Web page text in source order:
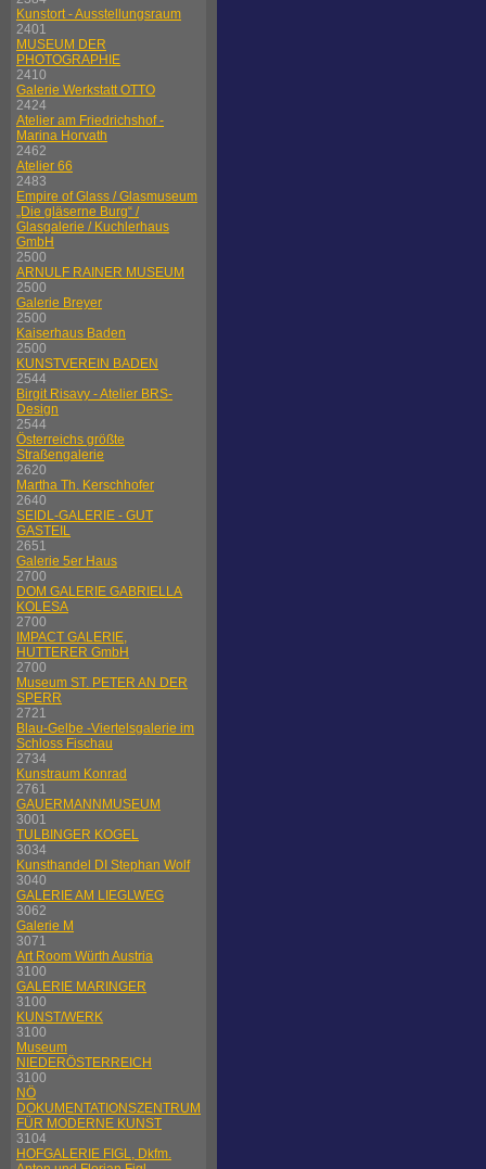
Kunstort - Ausstellungsraum
2401
MUSEUM DER
PHOTOGRAPHIE
2410
Galerie Werkstatt OTTO
2424
Atelier am Friedrichshof -
Marina Horvath
2462
Atelier 66
2483
Empire of Glass / Glasmuseum
„Die gläserne Burg“ /
Glasgalerie / Kuchlerhaus
GmbH
2500
ARNULF RAINER MUSEUM
2500
Galerie Breyer
2500
Kaiserhaus Baden
2500
KUNSTVEREIN BADEN
2544
Birgit Risavy - Atelier BRS-
Design
2544
Österreichs größte
Straßengalerie
2620
Martha Th. Kerschhofer
2640
SEIDL-GALERIE - GUT
GASTEIL
2651
Galerie 5er Haus
2700
DOM GALERIE GABRIELLA
KOLESA
2700
IMPACT GALERIE,
HUTTERER GmbH
2700
Museum ST. PETER AN DER
SPERR
2721
Blau-Gelbe -Viertelsgalerie im
Schloss Fischau
2734
Kunstraum Konrad
2761
GAUERMANNMUSEUM
3001
TULBINGER KOGEL
3034
Kunsthandel DI Stephan Wolf
3040
GALERIE AM LIEGLWEG
3062
Galerie M
3071
Art Room Würth Austria
3100
GALERIE MARINGER
3100
KUNST/WERK
3100
Museum
NIEDERÖSTERREICH
3100
NÖ
DOKUMENTATIONSZENTRUM
FÜR MODERNE KUNST
3104
HOFGALERIE FIGL, Dkfm.